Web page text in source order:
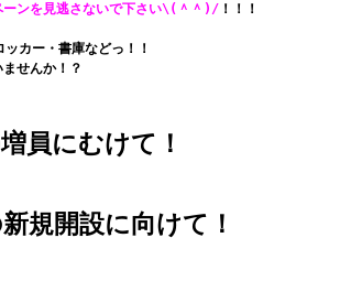
ーンを見逃さないで下さい\(＾＾)/ ！！！
カー・書庫などっ！！
員にむけて！
規開設に向けて！